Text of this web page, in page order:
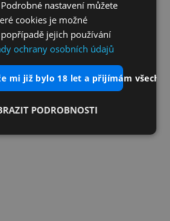
nastavení můžete
cookies je možné
jejich používání
ochrany osobních údajů
mi již bylo 18 let a přijímám
PODROBNOSTI